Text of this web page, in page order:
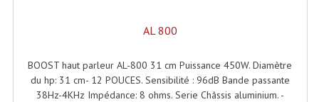
Angle DECOTRI Structure Contest
Angle DUO Structure Contest
Angles Structure ASD SX290
AL 800
BOOST haut parleur AL-800 31 cm Puissance 450W. Diamètre
du hp: 31 cm- 12 POUCES. Sensibilité : 96dB Bande passante
38Hz-4KHz Impédance: 8 ohms. Serie Châssis aluminium. -